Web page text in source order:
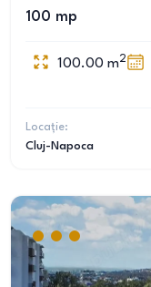
100 mp
100.00 m2
Locație:
Cluj-Napoca